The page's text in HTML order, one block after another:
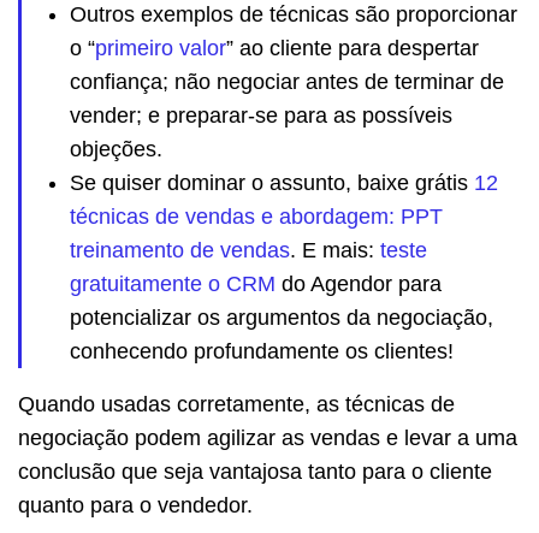
Outros exemplos de técnicas são proporcionar
o “primeiro valor” ao cliente para despertar
confiança; não negociar antes de terminar de
vender; e preparar-se para as possíveis
objeções.
Se quiser dominar o assunto, baixe grátis 12
técnicas de vendas e abordagem: PPT
treinamento de vendas. E mais: teste
gratuitamente o CRM do Agendor para
potencializar os argumentos da negociação,
conhecendo profundamente os clientes!
Quando usadas corretamente, as técnicas de
negociação podem agilizar as vendas e levar a uma
conclusão que seja vantajosa tanto para o cliente
quanto para o vendedor.